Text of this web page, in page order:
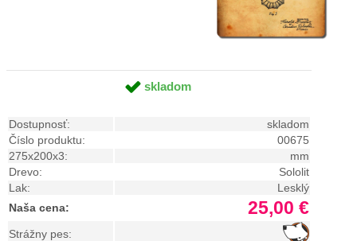
skladom
Dostupnosť:
skladom
Číslo produktu:
00675
275x200x3:
mm
Drevo:
Sololit
Lak:
Lesklý
Naša cena:
25,00 €
Strážny pes: